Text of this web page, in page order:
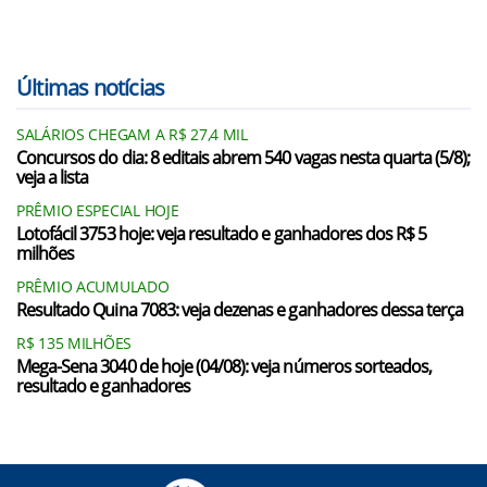
Últimas notícias
SALÁRIOS CHEGAM A R$ 27,4 MIL
Concursos do dia: 8 editais abrem 540 vagas nesta quarta (5/8);
veja a lista
PRÊMIO ESPECIAL HOJE
Lotofácil 3753 hoje: veja resultado e ganhadores dos R$ 5
milhões
PRÊMIO ACUMULADO
Resultado Quina 7083: veja dezenas e ganhadores dessa terça
R$ 135 MILHÕES
Mega-Sena 3040 de hoje (04/08): veja números sorteados,
resultado e ganhadores